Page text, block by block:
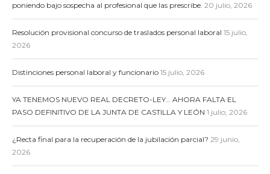
poniendo bajo sospecha al profesional que las prescribe. 20 julio, 2026
Resolución provisional concurso de traslados personal laboral 15 julio,
2026
Distinciones personal laboral y funcionario 15 julio, 2026
YA TENEMOS NUEVO REAL DECRETO-LEY… AHORA FALTA EL
PASO DEFINITIVO DE LA JUNTA DE CASTILLA Y LEÓN 1 julio, 2026
¿Recta final para la recuperación de la jubilación parcial? 29 junio,
2026